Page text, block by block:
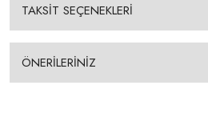
TAKSİT SEÇENEKLERİ
ÖNERİLERİNİZ